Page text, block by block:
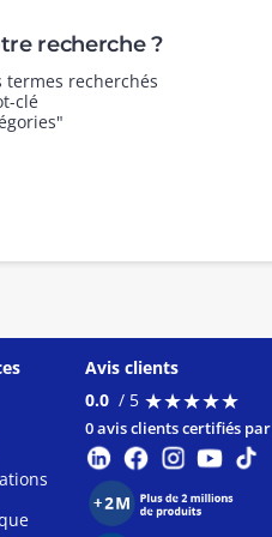
recherche ?
recherchés
clé
Avis clients
0.0 / 5 ★★★★★
★★★★★
0 avis clients certifiés par